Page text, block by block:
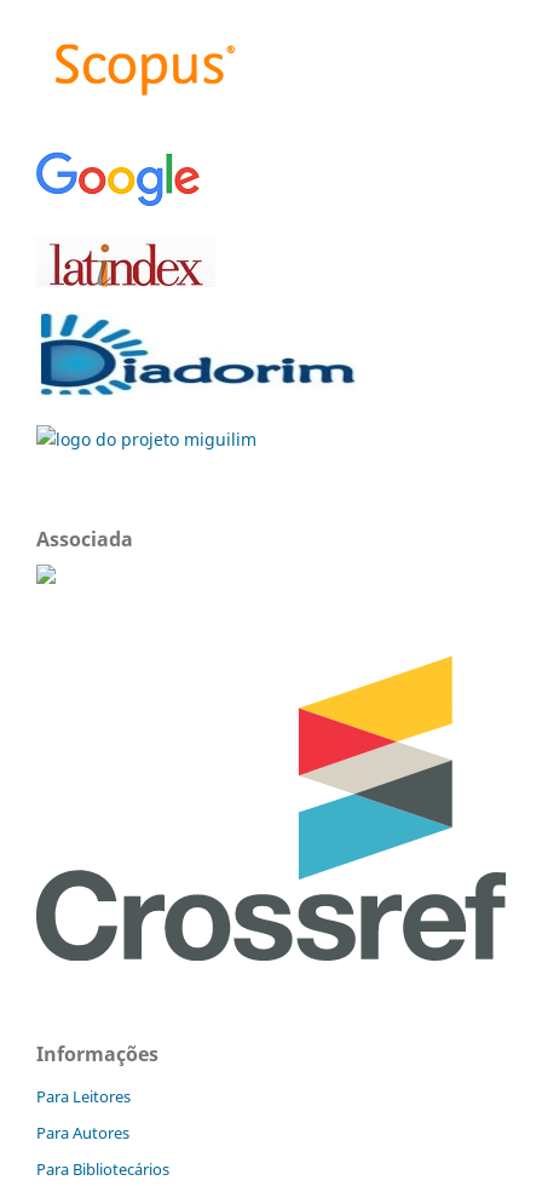
Associada
Informações
Para Leitores
Para Autores
Para Bibliotecários